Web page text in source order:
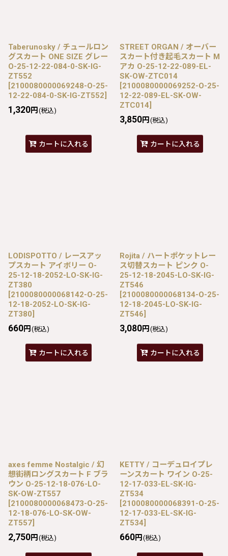
Taberunosky / チュールロン
グスカート ONE SIZE グレー
O-25-12-22-084-0-SK-IG-
ZT552
[2100080000069248-O-25-
12-22-084-0-SK-IG-ZT552]
1,320円 (税込)
カートに入れる
STREET ORGAN / オーバー
スカート付き起毛スカート M
アカ O-25-12-22-089-EL-
SK-OW-ZTC014
[2100080000069252-O-25-
12-22-089-EL-SK-OW-
ZTC014]
3,850円 (税込)
カートに入れる
LODISPOTTO / レースアッ
プスカート アイボリー O-
25-12-18-2052-LO-SK-IG-
ZT380
[2100080000068142-O-25-
12-18-2052-LO-SK-IG-
ZT380]
660円 (税込)
カートに入れる
Rojita / ハートポケットレー
ス切替スカート ピンク O-
25-12-18-2045-LO-SK-IG-
ZT546
[2100080000068134-O-25-
12-18-2045-LO-SK-IG-
ZT546]
3,080円 (税込)
カートに入れる
axes femme Nostalgic / 幻
想街柄ロングスカート F ブラ
ウン O-25-12-18-076-LO-
SK-OW-ZT557
[2100080000068473-O-25-
12-18-076-LO-SK-OW-
ZT557]
2,750円 (税込)
KETTY / コーデュロイプレ
ーンスカート ワイン O-25-
12-17-033-EL-SK-IG-
ZT534
[2100080000068391-O-25-
12-17-033-EL-SK-IG-
ZT534]
660円 (税込)